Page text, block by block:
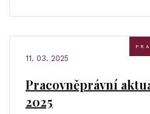
11. 03. 2025
Pracovněprávní
2025